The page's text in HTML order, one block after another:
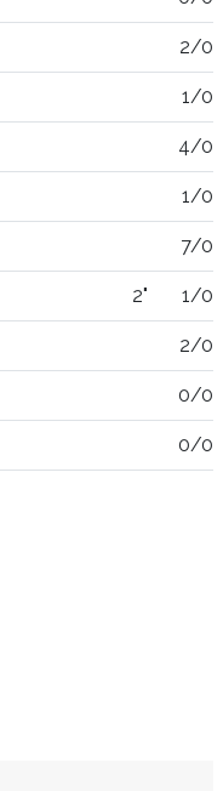
2/0
1/0
4/0
1/0
7/0
2" 1/0
2/0
0/0
0/0